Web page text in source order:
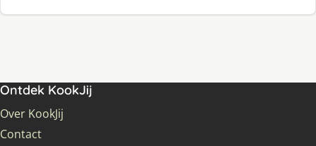
Ontdek KookJij
Over KookJij
Contact